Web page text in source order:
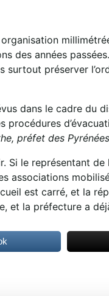
des années
surtout préserver
dans le cadre du
procédures
préfet des
Si le représentant
associations
est carré, et la
et la préfecture a